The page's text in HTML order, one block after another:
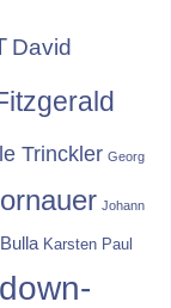
David
Trinckler Georg
Johann
Karsten Paul